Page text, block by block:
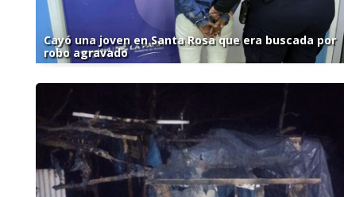
Cayó una joven en Santa Rosa que era buscada por
robo agravado